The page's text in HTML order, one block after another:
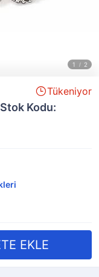
Tükeniyor
Kodu: